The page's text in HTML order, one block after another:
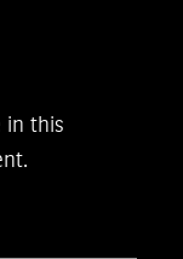
in this